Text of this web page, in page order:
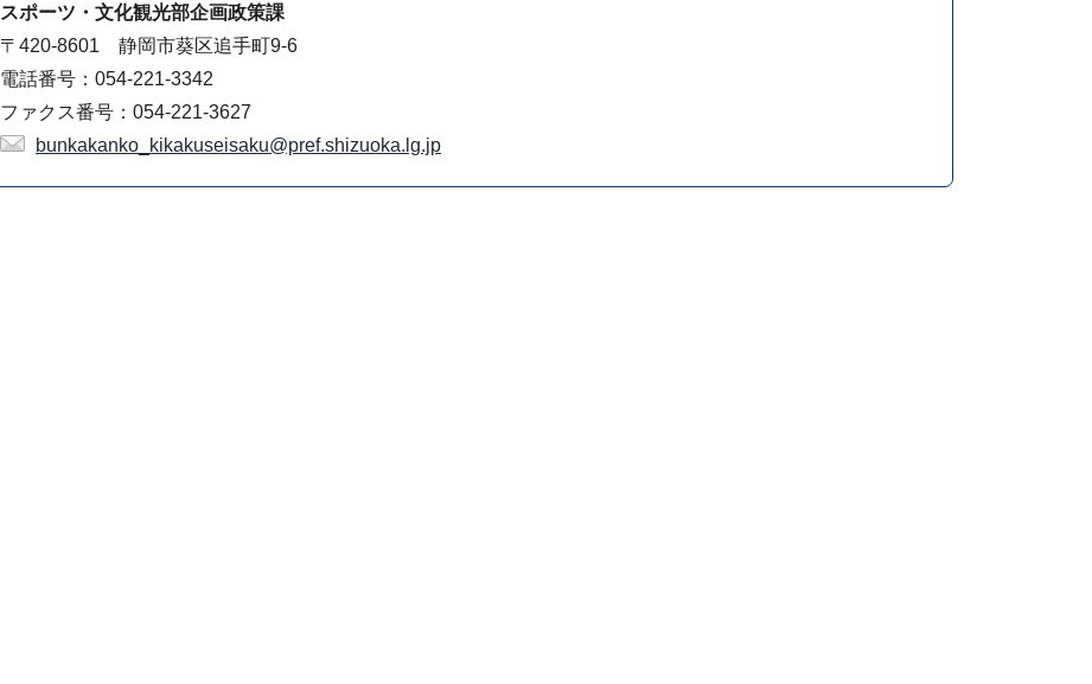
スポーツ・文化観光部企画政策課
〒420-8601 静岡市葵区追手町9-6
電話番号：054-221-3342
ファクス番号：054-221-3627
bunkakanko_kikakuseisaku@pref.shizuoka.lg.jp